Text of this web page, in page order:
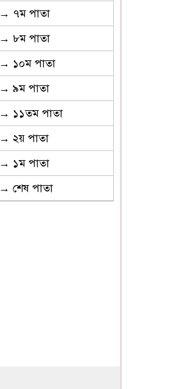
→ ৭ম পাতা
→ ৮ম পাতা
→ ১০ম পাতা
→ ৯ম পাতা
→ ১১তম পাতা
→ ২য় পাতা
→ ১ম পাতা
→ শেষ পাতা